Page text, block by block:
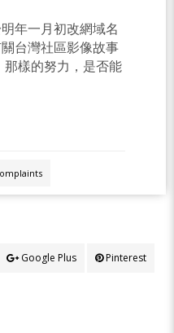
年一月初改網域名
台灣社區影像故事
樣的努力，是否能
Google Plus Pinterest